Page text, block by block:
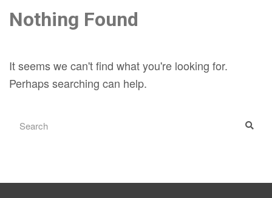
Nothing Found
It seems we can't find what you're looking for.
Perhaps searching can help.
FOR: